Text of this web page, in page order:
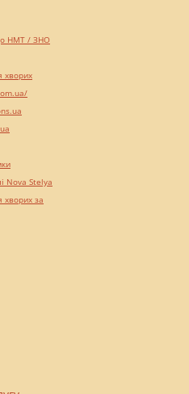
НМТ / ЗНО
хворих
Nova Stelya
хворих за